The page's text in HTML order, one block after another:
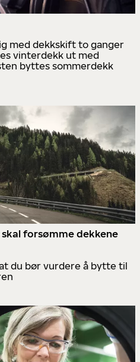
med dekkskift to ganger
vinterdekk ut med
byttes sommerdekk
forsømme dekkene
du bør vurdere å bytte til